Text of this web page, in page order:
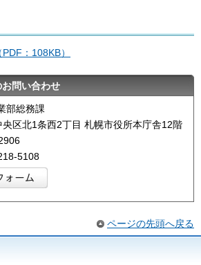
：108KB）
問い合わせ
部総務課
区北1条西2丁目 札幌市役所本庁舎12階
5108
ページの先頭へ戻る